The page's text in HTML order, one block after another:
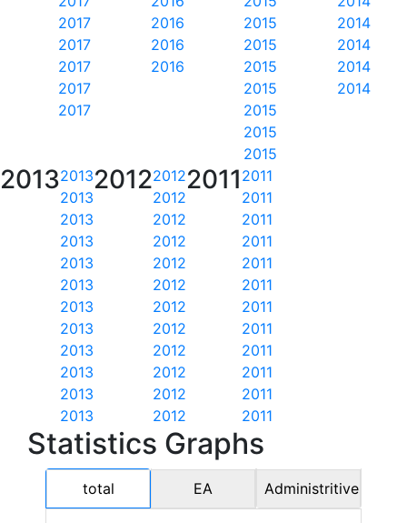
2017
2017
2017
2017
2017
2016
2016
2016
2015
2015
2015
2015
2015
2015
2015
2014
2014
2014
2014
20132013
2013
2013
2013
2013
2013
2013
2013
2013
2013
2013
2013
20122012
2012
2012
2012
2012
2012
2012
2012
2012
2012
2012
2012
2011 2011
2011
2011
2011
2011
2011
2011
2011
2011
2011
2011
2011
Statistics Graphs
total EA Administritive